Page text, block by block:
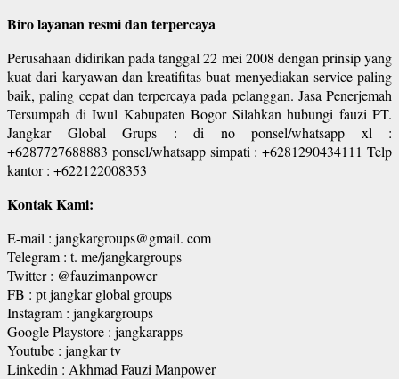
Biro layanan resmi dan terpercaya
Perusahaan didirikan pada tanggal 22 mei 2008 dengan prinsip yang
kuat dari karyawan dan kreatifitas buat menyediakan service paling
baik, paling cepat dan terpercaya pada pelanggan. Jasa Penerjemah
Tersumpah di Iwul Kabupaten Bogor Silahkan hubungi fauzi PT.
Jangkar Global Grups : di no ponsel/whatsapp xl :
+6287727688883 ponsel/whatsapp simpati : +6281290434111 Telp
kantor : +622122008353
Kontak Kami:
E-mail : jangkargroups@gmail. com
Telegram : t. me/jangkargroups
Twitter : @fauzimanpower
FB : pt jangkar global groups
Instagram : jangkargroups
Google Playstore : jangkarapps
Youtube : jangkar tv
Linkedin : Akhmad Fauzi Manpower